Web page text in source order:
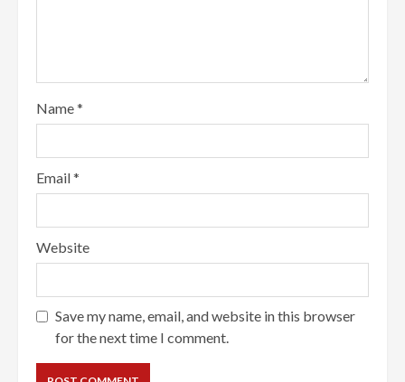
Name*
Email*
Website
Save my name, email, and website in this browser
for the next time I comment.